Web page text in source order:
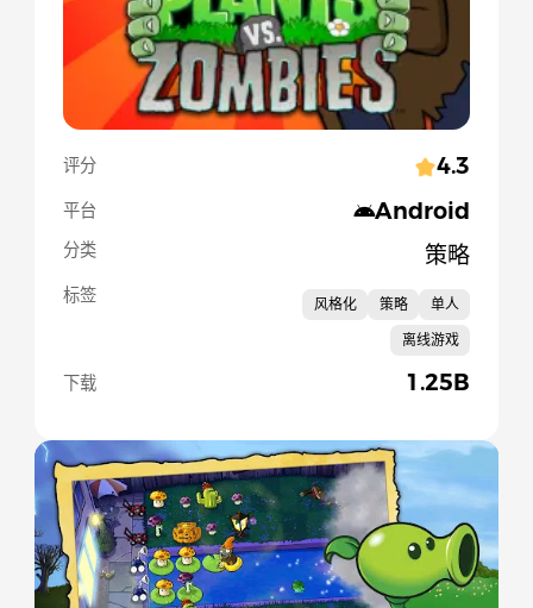
Slide 1 of 5
评分 4.3
平台 Android
分类 策略
标签 风格化 策略 单人
离线游戏
下载 1.25B